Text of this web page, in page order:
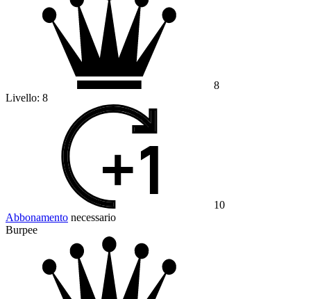
8
Livello: 8
10
Abbonamento necessario
Burpee